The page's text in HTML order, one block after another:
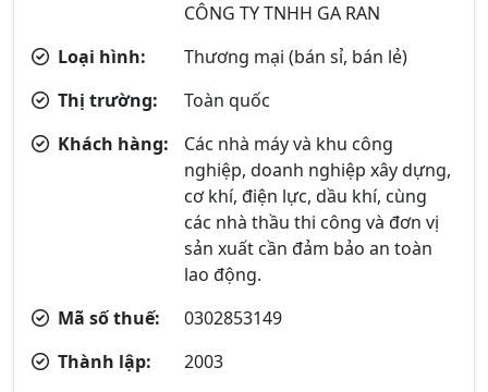
CÔNG TY TNHH GA RAN
Loại hình:
Thương mại (bán sỉ, bán lẻ)
Thị trường:
Toàn quốc
Khách hàng:
Các nhà máy và khu công
nghiệp, doanh nghiệp xây dựng,
cơ khí, điện lực, dầu khí, cùng
các nhà thầu thi công và đơn vị
sản xuất cần đảm bảo an toàn
lao động.
Mã số thuế:
0302853149
Thành lập:
2003